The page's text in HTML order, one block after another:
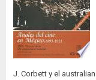
J. Corbett y el